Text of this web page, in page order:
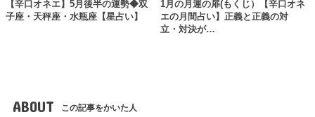
【辛口オネエ】5月後半の運勢◆双
子座・天秤座・水瓶座【星占い】
1月の月運の扉(もくじ）【辛口オネ
エの月間占い】正義と正義の対
立・対決が…
ABOUT この記事をかいた人